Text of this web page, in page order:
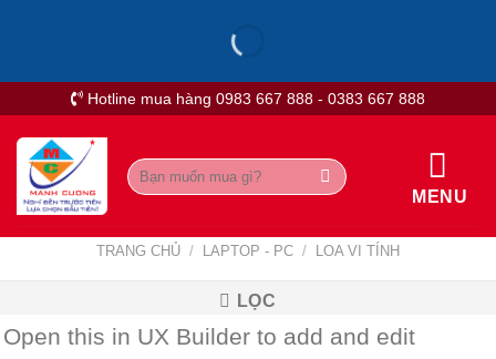
Hotline mua hàng 0983 667 888 - 0383 667 888
Tìm
kiếm:
MENU
TRANG CHỦ / LAPTOP - PC / LOA VI TÍNH
LỌC
Open this in UX Builder to add and edit